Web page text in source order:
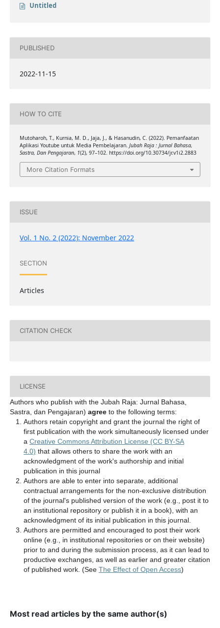
Untitled
PUBLISHED
2022-11-15
HOW TO CITE
Mutoharoh, T., Kurnia, M. D., Jaja, J., & Hasanudin, C. (2022). Pemanfaatan
Aplikasi Youtube untuk Media Pembelajaran. Jubah Raja : Jurnal Bahasa,
Sastra, Dan Pengajaran, 1(2), 97–102. https://doi.org/10.30734/jr.v1i2.2883
More Citation Formats
ISSUE
Vol. 1 No. 2 (2022): November 2022
SECTION
Articles
CITATION CHECK
LICENSE
Authors who publish with the Jubah Raja: Jurnal Bahasa,
Sastra, dan Pengajaran) agreeto the following terms:
Authors retain copyright and grant the journal the right of
first publication with the work simultaneously licensed under
a Creative Commons Attribution License (CC BY-SA
4.0) that allows others to share the work with an
acknowledgment of the work's authorship and initial
publication in this journal
Authors are able to enter into separate, additional
contractual arrangements for the non-exclusive distribution
of the journal's published version of the work (e.g., post it to
an institutional repository or publish it in a book), with an
acknowledgment of its initial publication in this journal.
Authors are permitted and encouraged to post their work
online (e.g., in institutional repositories or on their website)
prior to and during the submission process, as it can lead to
productive exchanges, as well as earlier and greater citation
of published work. (See The Effect of Open Access)
Most read articles by the same author(s)